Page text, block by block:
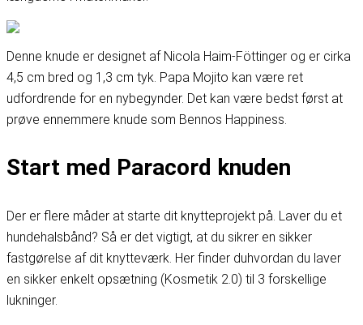
Denne knude er designet af Nicola Haim-Föttinger og er cirka
4,5 cm bred og 1,3 cm tyk. Papa Mojito kan være ret
udfordrende for en nybegynder. Det kan være bedst først at
prøve ennemmere knude som Bennos Happiness.
Start med Paracord knuden
Der er flere måder at starte dit knytteprojekt på. Laver du et
hundehalsbånd? Så er det vigtigt, at du sikrer en sikker
fastgørelse af dit knytteværk. Her finder duhvordan du laver
en sikker enkelt opsætning (Kosmetik 2.0) til 3 forskellige
lukninger.